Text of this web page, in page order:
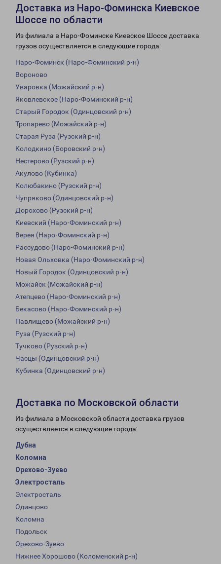
Доставка из Наро-Фоминска Киевское
Шоссе по области
Из филиала в Наро-Фоминске Киевское Шоссе доставка
грузов осуществляется в следующие города:
Наро-Фоминск (Наро-Фоминский р-н)
Вороново
Уваровка (Можайский р-н)
Яковлевское (Наро-Фоминский р-н)
Старый Городок (Одинцовский р-н)
Тропарево (Можайский р-н)
Старая Руза (Рузский р-н)
Колодкино (Боровский р-н)
Нестерово (Рузский р-н)
Акулово (Кубинка)
Колюбакино (Рузский р-н)
Чупряково (Одинцовский р-н)
Дорохово (Рузский р-н)
Киевский (Наро-Фоминский р-н)
Верея (Наро-Фоминский р-н)
Рассудово (Наро-Фоминский р-н)
Новая Ольховка (Наро-Фоминский р-н)
Новый Городок (Одинцовский р-н)
Можайск (Можайский р-н)
Атепцево (Наро-Фоминский р-н)
Бекасово (Наро-Фоминский р-н)
Павлищево (Можайский р-н)
Руза (Рузский р-н)
Тучково (Рузский р-н)
Часцы (Одинцовский р-н)
Кубинка (Одинцовский р-н)
Доставка по Московской области
Из филиала в Московской области доставка грузов
осуществляется в следующие города:
Дубна
Коломна
Орехово-Зуево
Электросталь
Электросталь
Одинцово
Коломна
Подольск
Орехово-Зуево
Нижнее Хорошово (Коломенский р-н)